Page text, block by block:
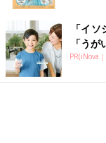
「イ
「う
PR(iNova